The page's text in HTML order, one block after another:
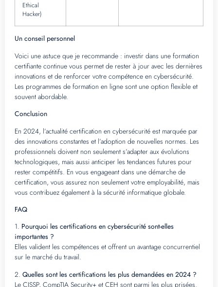
Ethical
Hacker)
Un conseil personnel
Voici une astuce que je recommande : investir dans une formation
certifiante continue vous permet de rester à jour avec les dernières
innovations et de renforcer votre compétence en cybersécurité.
Les programmes de formation en ligne sont une option flexible et
souvent abordable.
Conclusion
En 2024, l’actualité certification en cybersécurité est marquée par
des innovations constantes et l’adoption de nouvelles normes. Les
professionnels doivent non seulement s’adapter aux évolutions
technologiques, mais aussi anticiper les tendances futures pour
rester compétitifs. En vous engageant dans une démarche de
certification, vous assurez non seulement votre employabilité, mais
vous contribuez également à la sécurité informatique globale.
FAQ
1. Pourquoi les certifications en cybersécurité sont-elles
importantes ?
Elles valident les compétences et offrent un avantage concurrentiel
sur le marché du travail.
2. Quelles sont les certifications les plus demandées en 2024 ?
Le CISSP, CompTIA Security+ et CEH sont parmi les plus prisées.